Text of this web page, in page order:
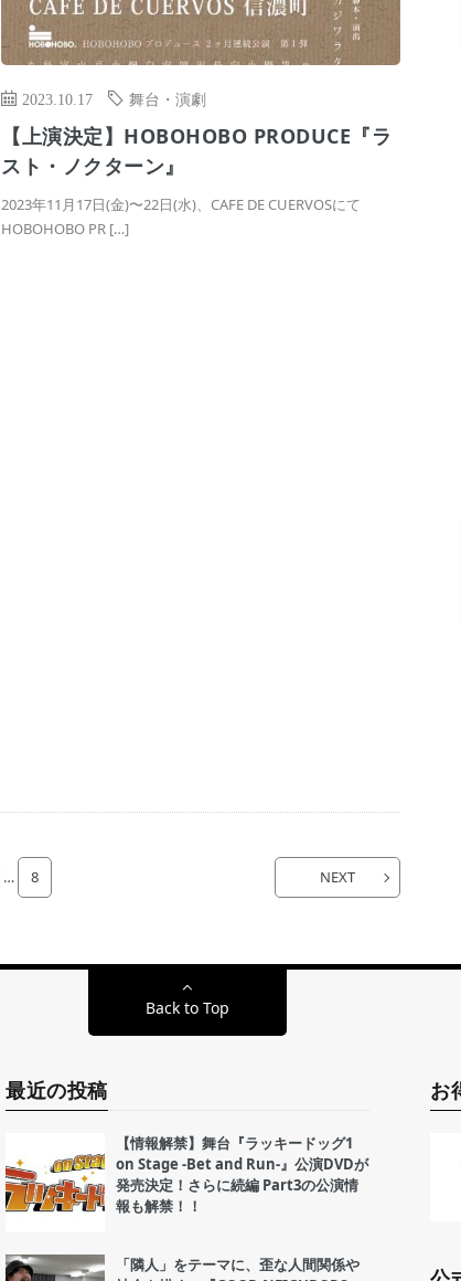
2023.10.17 舞台・演劇
【上演決定】HOBOHOBO PRODUCE『ラ
スト・ノクターン』
2023年11月17日(金)〜22日(水)、CAFE DE CUERVOSにて
HOBOHOBO PR […]
… 8 NEXT
Back to Top
最近の投稿
【情報解禁】舞台『ラッキードッグ1
on Stage -Bet and Run-』公演DVDが
発売決定！さらに続編 Part3の公演情
報も解禁！！
「隣人」をテーマに、歪な人間関係や
お